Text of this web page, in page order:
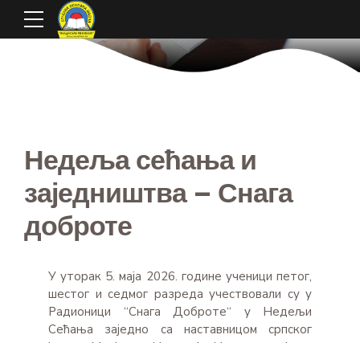
Недеља сећања и
заједништва – Снага
доброте
У уторак 5. маја 2026. године ученици петог,
шестог и седмог разреда учествовали су у
Радионици “Снага Доброте“ у Недељи
Сећања заједно са наставницом српског